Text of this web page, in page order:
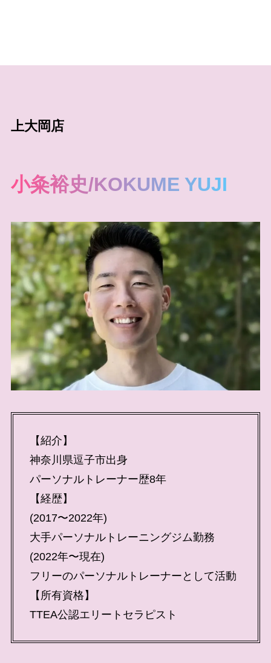
上大岡店
小粂裕史/KOKUME YUJI
【紹介】
神奈川県逗子市出身
パーソナルトレーナー歴8年
【経歴】
(2017〜2022年)
大手パーソナルトレーニングジム勤務
(2022年〜現在)
フリーのパーソナルトレーナーとして活動
【所有資格】
TTEA公認エリートセラピスト